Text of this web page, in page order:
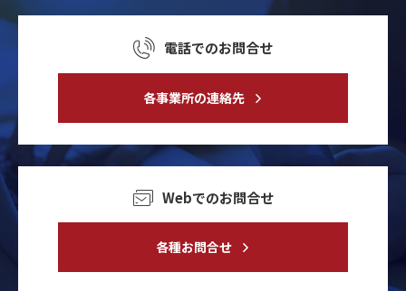
電話でのお問合せ
各事業所の連絡先
Webでのお問合せ
各種お問合せ